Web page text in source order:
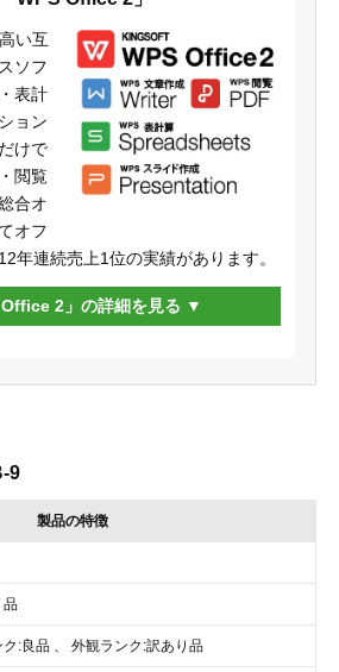
い互
ソフ
表計
ョン
けで
閲覧
合オ
オフ
年連続売上1位の実績があります。
Office 2」の詳細を見る
9
製品の特徴
品
:良品 、 外観ランク:訳あり品